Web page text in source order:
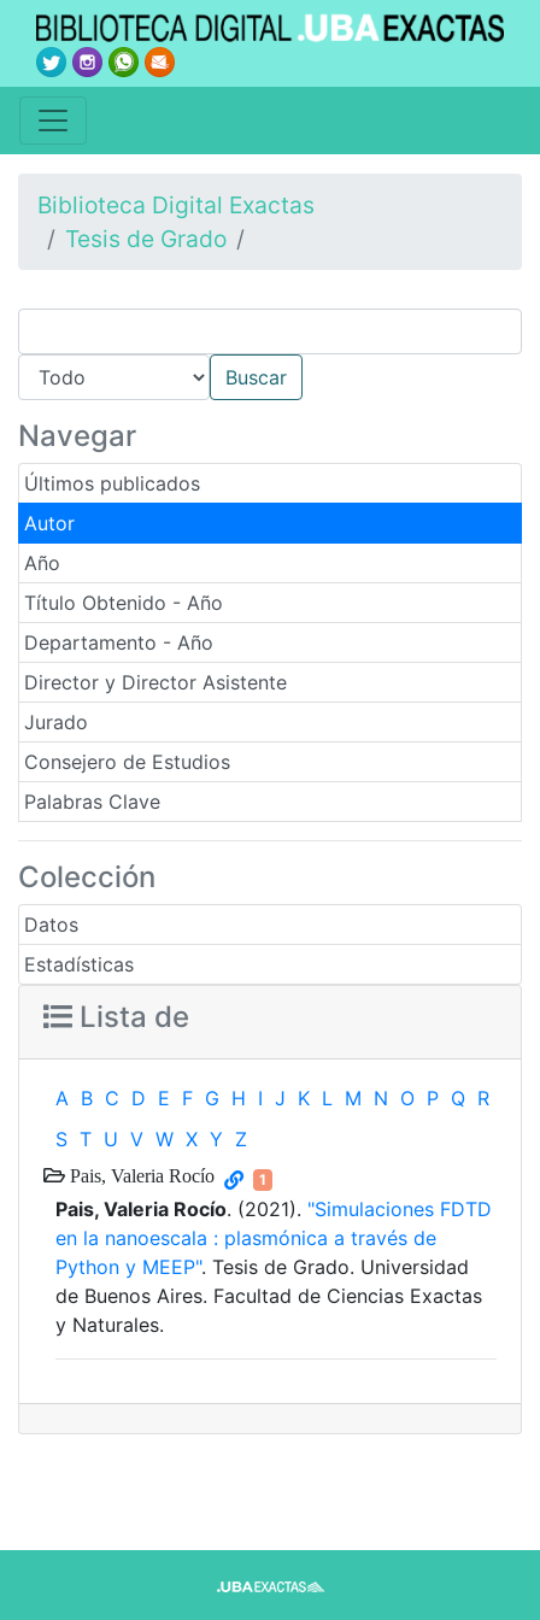
Biblioteca Digital Exactas
Tesis de Grado
Navegar
Últimos publicados
Autor
Año
Título Obtenido - Año
Departamento - Año
Director y Director Asistente
Jurado
Consejero de Estudios
Palabras Clave
Colección
Datos
Estadísticas
Lista de
A B C D E F G H I J K L M N O P Q R
S T U V W X Y Z
Pais, Valeria Rocío 1
Pais, Valeria Rocío. (2021). "Simulaciones FDTD
en la nanoescala : plasmónica a través de
Python y MEEP". Tesis de Grado. Universidad
de Buenos Aires. Facultad de Ciencias Exactas
y Naturales.